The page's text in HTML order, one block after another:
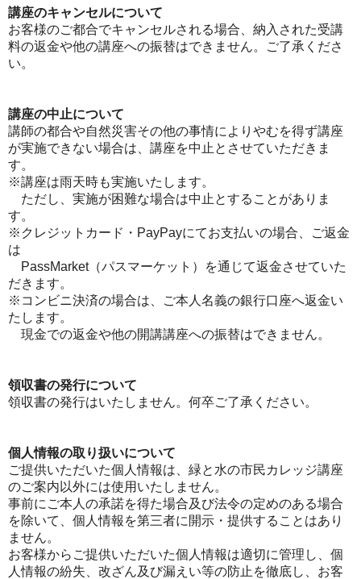
講座のキャンセルについて
お客様のご都合でキャンセルされる場合、納入された受講
料の返金や他の講座への振替はできません。ご了承くださ
い。
講座の中止について
講師の都合や自然災害その他の事情によりやむを得ず講座
が実施できない場合は、講座を中止とさせていただきま
す。
※講座は雨天時も実施いたします。
ただし、実施が困難な場合は中止とすることがありま
す。
※クレジットカード・PayPayにてお支払いの場合、ご返金
は
PassMarket（パスマーケット）を通じて返金させていた
だきます。
※コンビニ決済の場合は、ご本人名義の銀行口座へ返金い
たします。
現金での返金や他の開講講座への振替はできません。
領収書の発行について
領収書の発行はいたしません。何卒ご了承ください。
個人情報の取り扱いについて
ご提供いただいた個人情報は、緑と水の市民カレッジ講座
のご案内以外には使用いたしません。
事前にご本人の承諾を得た場合及び法令の定めのある場合
を除いて、個人情報を第三者に開示・提供することはあり
ません。
お客様からご提供いただいた個人情報は適切に管理し、個
人情報の紛失、改ざん及び漏えい等の防止を徹底し、お客